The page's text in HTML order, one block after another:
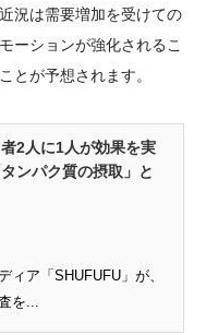
況は需要増加を受けての
ーションが強化されるこ
とが予想されます。
2人に1人が効果を実
ンパク質の摂取」と
ィア「SHUFUFU」が、
を...